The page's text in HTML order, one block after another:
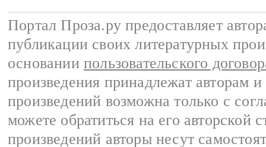
Портал Проза.ру предоставляет
публикации своих литературных
основании пользовательского
произведения принадлежат авторам
произведений возможна только с
можете обратиться на его авторской
произведений авторы несут